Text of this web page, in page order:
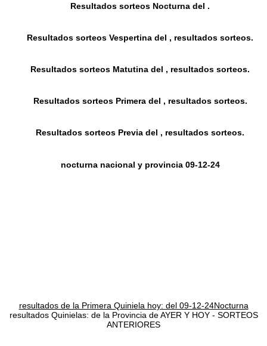
Resultados sorteos Nocturna del .
Resultados sorteos Vespertina del , resultados sorteos.
Resultados sorteos Matutina del , resultados sorteos.
Resultados sorteos Primera del , resultados sorteos.
Resultados sorteos Previa del , resultados sorteos.
nocturna nacional y provincia 09-12-24
resultados de la Primera Quiniela hoy: del 09-12-24Nocturna
resultados Quinielas: de la Provincia de AYER Y HOY - SORTEOS
ANTERIORES